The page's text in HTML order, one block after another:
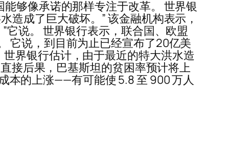
够像承诺的那样专注于改革。 世界银
造成了巨大破坏。” 该金融机构表示，
它说。 世界银行表示，联合国、欧盟
它说，到目前为止已经宣布了20亿美
界银行估计，由于最近的特大洪水造
接后果，巴基斯坦的贫困率预计将上
本的上涨——有可能使 5.8 至 900 万人